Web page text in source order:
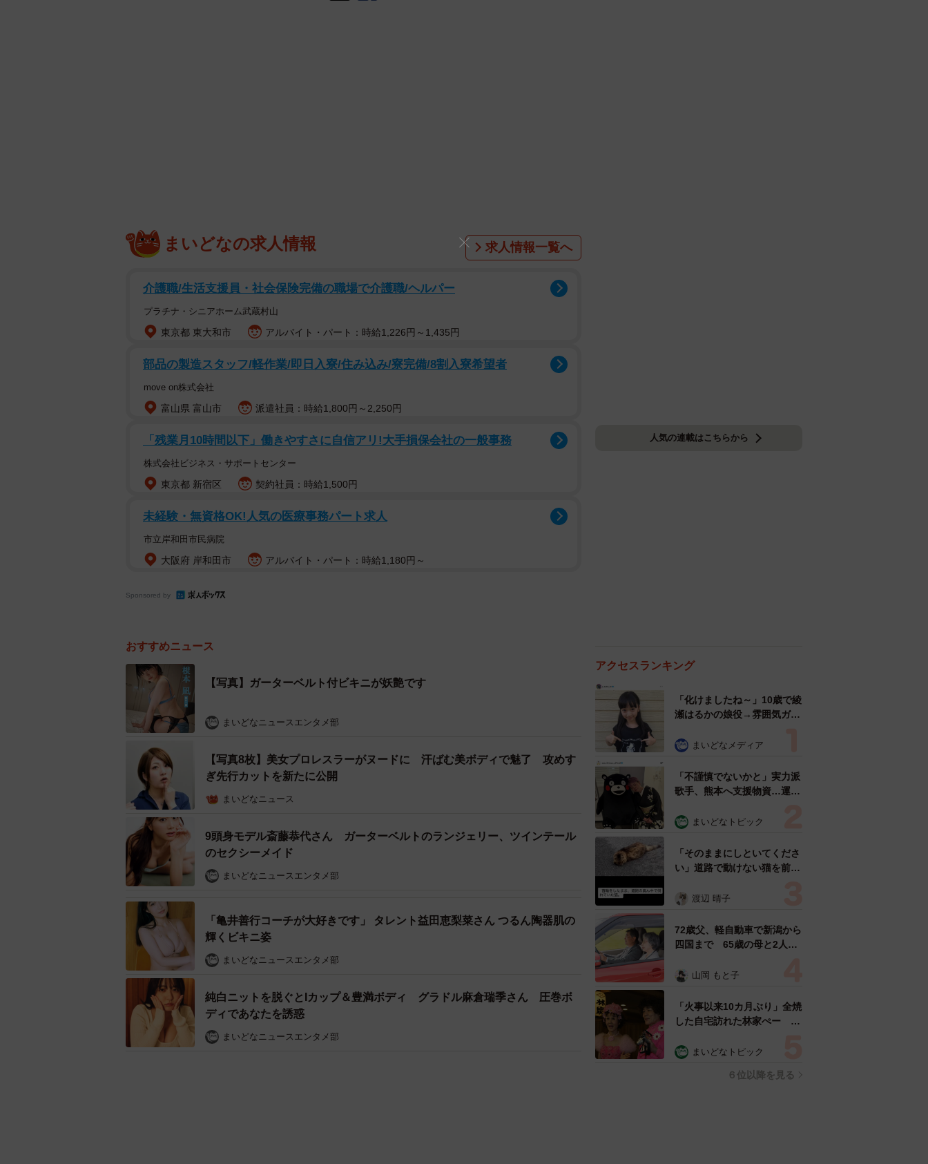
まいどなの求人情報 求人情報一覧へ
介護職/生活支援員・社会保険完備の職場で介護職/ヘルパー
プラチナ・シニアホーム武蔵村山
東京都 東大和市 アルバイト・パート：時給1,226円～1,435円
部品の製造スタッフ/軽作業/即日入寮/住み込み/寮完備/8割入寮希望者
move on株式会社
富山県 富山市 派遣社員：時給1,800円～2,250円
「残業月10時間以下」働きやすさに自信アリ!大手損保会社の一般事務
株式会社ビジネス・サポートセンター
東京都 新宿区 契約社員：時給1,500円
未経験・無資格OK!人気の医療事務パート求人
市立岸和田市民病院
大阪府 岸和田市 アルバイト・パート：時給1,180円～
Sponsored by
おすすめニュース
【写真】ガーターベルト付ビキニが妖艶です
まいどなニュースエンタメ部
【写真8枚】美女プロレスラーがヌードに 汗ばむ美ボディで魅了 攻めす
ぎ先行カットを新たに公開
まいどなニュース
9頭身モデル斎藤恭代さん ガーターベルトのランジェリー、ツインテール
のセクシーメイド
まいどなニュースエンタメ部
「亀井善行コーチが大好きです」 タレント益田恵梨菜さん つるん陶器肌の
輝くビキニ姿
まいどなニュースエンタメ部
純白ニットを脱ぐとIカップ＆豊満ボディ グラドル麻倉瑞季さん 圧巻ボ
ディであなたを誘惑
まいどなニュースエンタメ部
人気の連載はこちらから
アクセスランキング
「化けましたね～」10歳で綾
瀬はるかの娘役→雰囲気ガラ
雰囲気が」「宝塚に入れそ
まいどなメディア
「不謹慎でないかと」実力派
歌手、熊本へ支援物資…運搬
めらい 「痛いほど伝わる」
まいどなトピック
「そのままにしといてくださ
い」道路で動けない猫を前に
ようとした4日間 「命の重
表の訴え
渡辺 晴子
72歳父、軽自動車で新潟から
四国まで 65歳の母と2人で
憩まで分刻み… 「大学生で
山岡 もと子
「火事以来10カ月ぶり」全焼
した自宅訪れた林家ぺー 内
ン状態の部屋に呆然
まいどなトピック
６位以降を見る